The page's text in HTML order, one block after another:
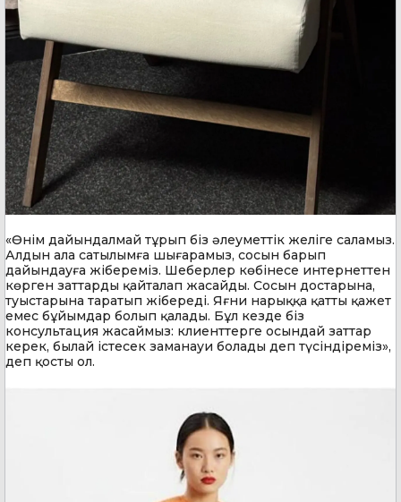
«Өнім дайындалмай тұрып біз әлеуметтік желіге саламыз.
Алдын ала сатылымға шығарамыз, сосын барып
дайындауға жібереміз. Шеберлер көбінесе интернеттен
көрген заттарды қайталап жасайды. Сосын достарына,
туыстарына таратып жібереді. Яғни нарыққа қатты қажет
емес бұйымдар болып қалады. Бұл кезде біз
консультация жасаймыз: клиенттерге осындай заттар
керек, былай істесек заманауи болады деп түсіндіреміз»,
деп қосты ол.